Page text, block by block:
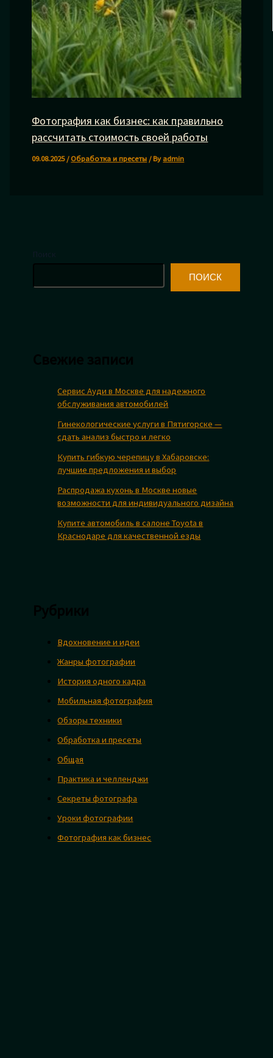
Фотография как бизнес: как правильно
рассчитать стоимость своей работы
09.08.2025/Обработка и пресеты / Byadmin
ПОИСК
Сервис Ауди в Москве для надежного
обслуживания автомобилей
Гинекологические услуги в Пятигорске —
сдать анализ быстро и легко
Купить гибкую черепицу в Хабаровске:
лучшие предложения и выбор
Распродажа кухонь в Москве новые
возможности для индивидуального дизайна
Купите автомобиль в салоне Toyota в
Краснодаре для качественной езды
Вдохновение и идеи
Жанры фотографии
История одного кадра
Мобильная фотография
Обзоры техники
Обработка и пресеты
Общая
Практика и челленджи
Секреты фотографа
Уроки фотографии
Фотография как бизнес